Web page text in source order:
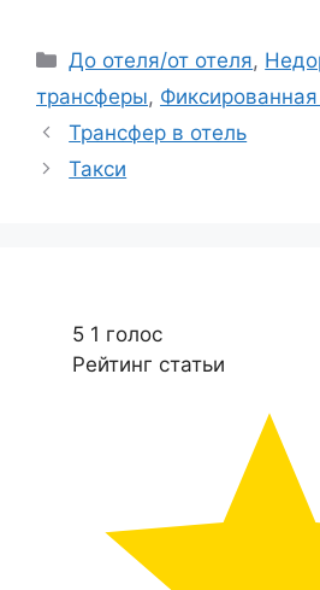
Рубрики
До отеля/от отеля,
трансферы,
Трансфер в отель
Такси
5 1 голос
Рейтинг статьи